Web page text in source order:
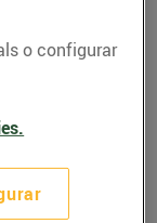
i
o configurar